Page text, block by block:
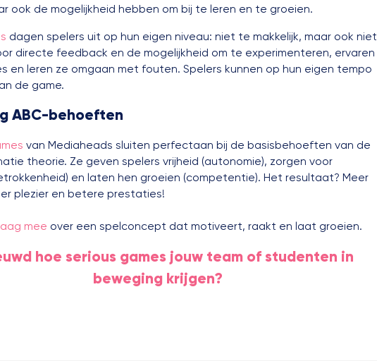
ook de mogelijkheid hebben om bij te leren en te groeien.
dagen spelers uit op hun eigen niveau: niet te makkelijk, maar ook niet
directe feedback en de mogelijkheid om te experimenteren, ervaren
en leren ze omgaan met fouten. Spelers kunnen op hun eigen tempo
de game.
ABC-behoeften
van Mediaheads sluiten perfectaan bij de basisbehoeften van de
theorie. Ze geven spelers vrijheid (autonomie), zorgen voor
en laten hen groeien (competentie). Het resultaat? Meer
plezier en betere prestaties!
mee over een spelconcept dat motiveert, raakt en laat groeien.
hoe serious games jouw team of studenten in
beweging krijgen?